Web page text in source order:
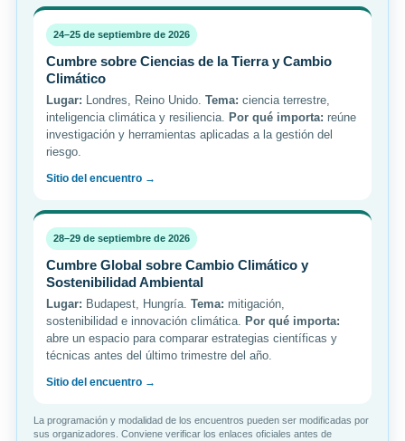
24–25 de septiembre de 2026
Cumbre sobre Ciencias de la Tierra y Cambio
Climático
Lugar: Londres, Reino Unido. Tema: ciencia terrestre,
inteligencia climática y resiliencia. Por qué importa: reúne
investigación y herramientas aplicadas a la gestión del
riesgo.
Sitio del encuentro →
28–29 de septiembre de 2026
Cumbre Global sobre Cambio Climático y
Sostenibilidad Ambiental
Lugar: Budapest, Hungría. Tema: mitigación,
sostenibilidad e innovación climática. Por qué importa:
abre un espacio para comparar estrategias científicas y
técnicas antes del último trimestre del año.
Sitio del encuentro →
La programación y modalidad de los encuentros pueden ser modificadas por
sus organizadores. Conviene verificar los enlaces oficiales antes de